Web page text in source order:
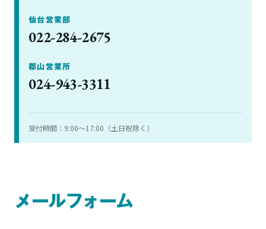
仙台営業部
022-284-2675
郡山営業所
024-943-3311
受付時間：9:00〜17:00（土日祝除く）
メールフォーム